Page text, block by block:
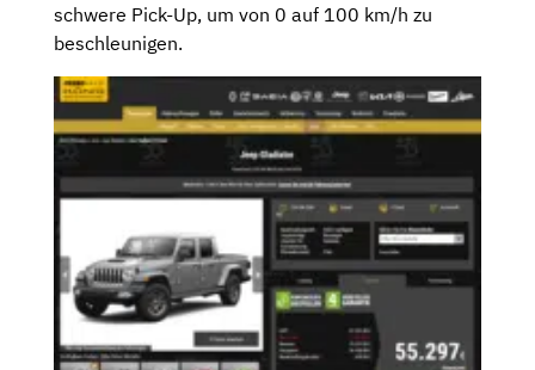
schwere Pick-Up, um von 0 auf 100 km/h zu
beschleunigen.